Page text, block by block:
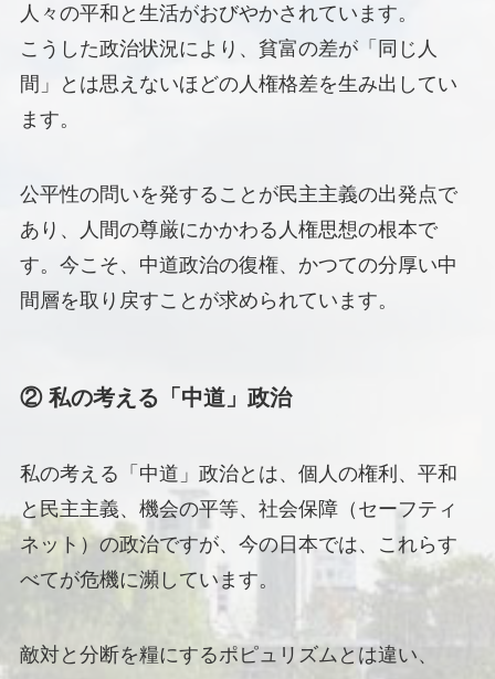
人々の平和と生活がおびやかされています。
こうした政治状況により、貧富の差が「同じ人
間」とは思えないほどの人権格差を生み出してい
ます。
公平性の問いを発することが民主主義の出発点で
あり、人間の尊厳にかかわる人権思想の根本で
す。今こそ、中道政治の復権、かつての分厚い中
間層を取り戻すことが求められています。
② 私の考える「中道」政治
私の考える「中道」政治とは、個人の権利、平和
と民主主義、機会の平等、社会保障（セーフティ
ネット）の政治ですが、今の日本では、これらす
べてが危機に瀕しています。
敵対と分断を糧にするポピュリズムとは違い、